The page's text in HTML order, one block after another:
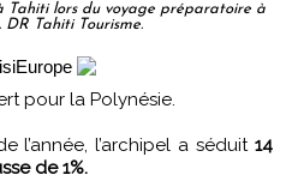
Tahiti lors du voyage préparatoire à
DR Tahiti Tourisme.
pour la Polynésie.
l’année, l’archipel a séduit 14
de 1%.